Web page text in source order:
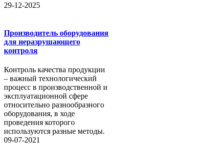
29-12-2025
Производитель оборудования
для неразрушающего
контроля
Контроль качества продукции
– важный технологический
процесс в производственной и
эксплуатационной сфере
относительно разнообразного
оборудования, в ходе
проведения которого
используются разные методы.
09-07-2021